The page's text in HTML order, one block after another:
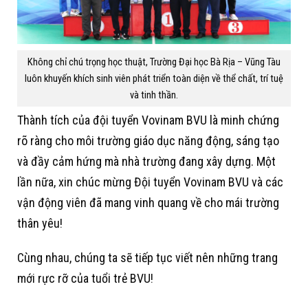
Không chỉ chú trọng học thuật, Trường Đại học Bà Rịa – Vũng Tàu
luôn khuyến khích sinh viên phát triển toàn diện về thể chất, trí tuệ
và tinh thần.
Thành tích của đội tuyển Vovinam BVU là minh chứng
rõ ràng cho môi trường giáo dục năng động, sáng tạo
và đầy cảm hứng mà nhà trường đang xây dựng. Một
lần nữa, xin chúc mừng Đội tuyển Vovinam BVU và các
vận động viên đã mang vinh quang về cho mái trường
thân yêu!
Cùng nhau, chúng ta sẽ tiếp tục viết nên những trang
mới rực rỡ của tuổi trẻ BVU!